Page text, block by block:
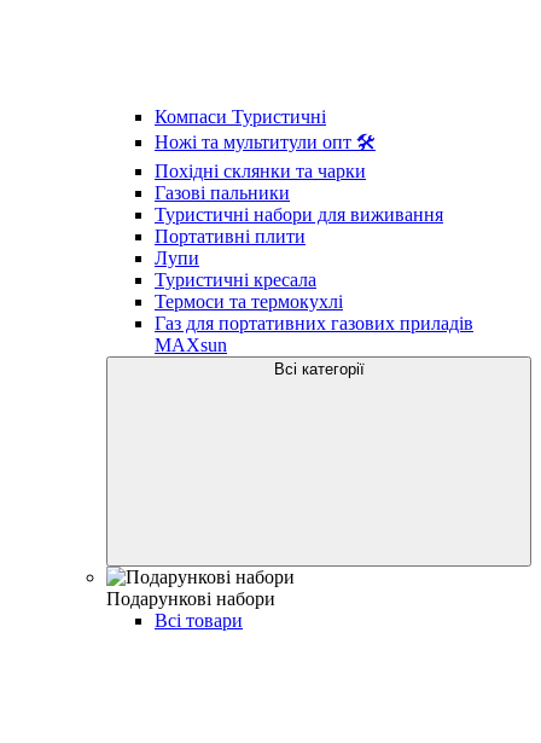
Компаси Туристичні
Ножі та мультитули опт 🛠
Похідні склянки та чарки
Газові пальники
Туристичні набори для виживання
Портативні плити
Лупи
Туристичні кресала
Термоси та термокухлі
Газ для портативних газових приладів
MAXsun
Всі категорії
Подарункові набори
Всі товари